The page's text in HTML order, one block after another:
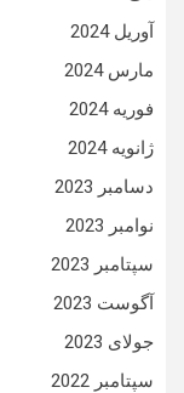
آوریل 2024
مارس 2024
فوریه 2024
ژانویه 2024
دسامبر 2023
نوامبر 2023
سپتامبر 2023
آگوست 2023
جولای 2023
سپتامبر 2022